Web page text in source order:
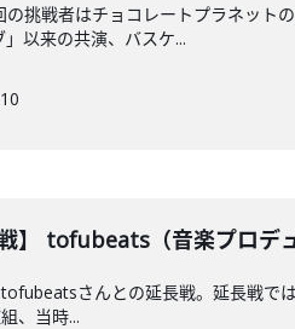
挑戦者はチョコレートプラネット
以来の共演、バスケ...
】 tofubeats（音楽プロデュ
さんとの延長戦。延長戦で
、当時...